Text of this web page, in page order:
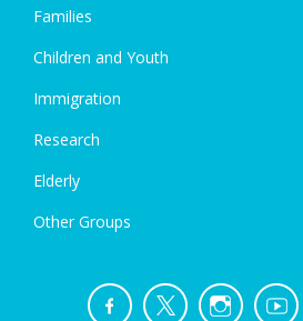
Families
Children and Youth
Immigration
Research
Elderly
Other Groups